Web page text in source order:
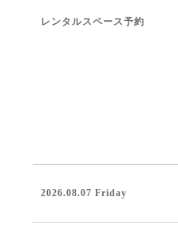
レンタルスペース予約
2026.08.07 Friday